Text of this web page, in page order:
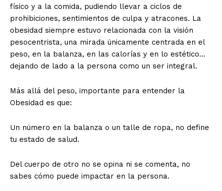
físico y a la comida, pudiendo llevar a ciclos de
prohibiciones, sentimientos de culpa y atracones. La
obesidad siempre estuvo relacionada con la visión
pesocentrista, una mirada únicamente centrada en el
peso, en la balanza, en las calorías y en lo estético…
dejando de lado a la persona como un ser integral.
Más allá del peso, importante para entender la
Obesidad es que:
Un número en la balanza o un talle de ropa, no define
tu estado de salud.
Del cuerpo de otro no se opina ni se comenta, no
sabes cómo puede impactar en la persona.